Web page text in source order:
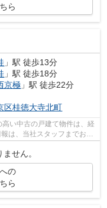
ら
」駅 徒歩13分
」駅 徒歩18分
京極 」駅 徒歩22分
区桂徳大寺北町
い中古の戸建て物件は、経
は、当社スタッフまでお気
せん。
の
ら